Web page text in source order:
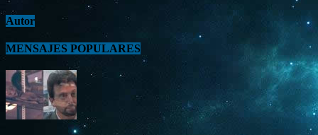
Autor
MENSAJES POPULARES